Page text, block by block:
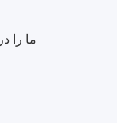
ما را